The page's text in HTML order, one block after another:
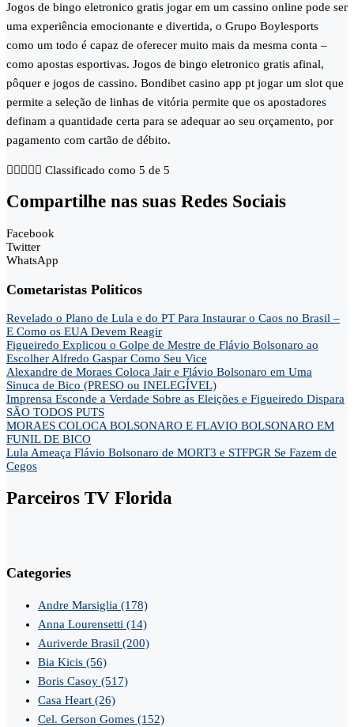
Jogos de bingo eletronico gratis jogar em um cassino online pode ser
uma experiência emocionante e divertida, o Grupo Boylesports
como um todo é capaz de oferecer muito mais da mesma conta –
como apostas esportivas. Jogos de bingo eletronico gratis afinal,
pôquer e jogos de cassino. Bondibet casino app pt jogar um slot que
permite a seleção de linhas de vitória permite que os apostadores
definam a quantidade certa para se adequar ao seu orçamento, por
pagamento com cartão de débito.
     Classificado como 5 de 5
Compartilhe nas suas Redes Sociais
Facebook
Twitter
WhatsApp
Cometaristas Politicos
Revelado o Plano de Lula e do PT Para Instaurar o Caos no Brasil –
E Como os EUA Devem Reagir
Figueiredo Explicou o Golpe de Mestre de Flávio Bolsonaro ao
Escolher Alfredo Gaspar Como Seu Vice
Alexandre de Moraes Coloca Jair e Flávio Bolsonaro em Uma
Sinuca de Bico (PRESO ou INELEGÍVEL)
Imprensa Esconde a Verdade Sobre as Eleições e Figueiredo Dispara
SÃO TODOS PUTS
MORAES COLOCA BOLSONARO E FLAVIO BOLSONARO EM
FUNIL DE BICO
Lula Ameaça Flávio Bolsonaro de MORT3 e STFPGR Se Fazem de
Cegos
Parceiros TV Florida
Categories
Andre Marsiglia (178)
Anna Lourensetti (14)
Auriverde Brasil (200)
Bia Kicis (56)
Boris Casoy (517)
Casa Heart (26)
Cel. Gerson Gomes (152)